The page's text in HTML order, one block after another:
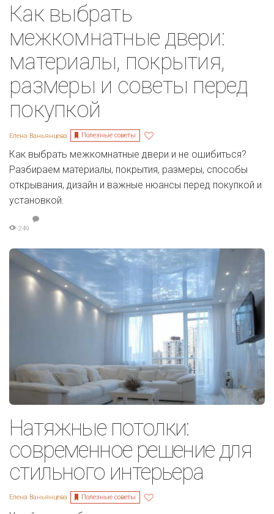
Как выбрать
межкомнатные двери:
материалы, покрытия,
размеры и советы перед
покупкой
Елена Ваньянцева Полезные советы
Как выбрать межкомнатные двери и не ошибиться?
Разбираем материалы, покрытия, размеры, способы
открывания, дизайн и важные нюансы перед покупкой и
установкой.
249
Натяжные потолки:
современное решение для
стильного интерьера
Елена Ваньянцева Полезные советы